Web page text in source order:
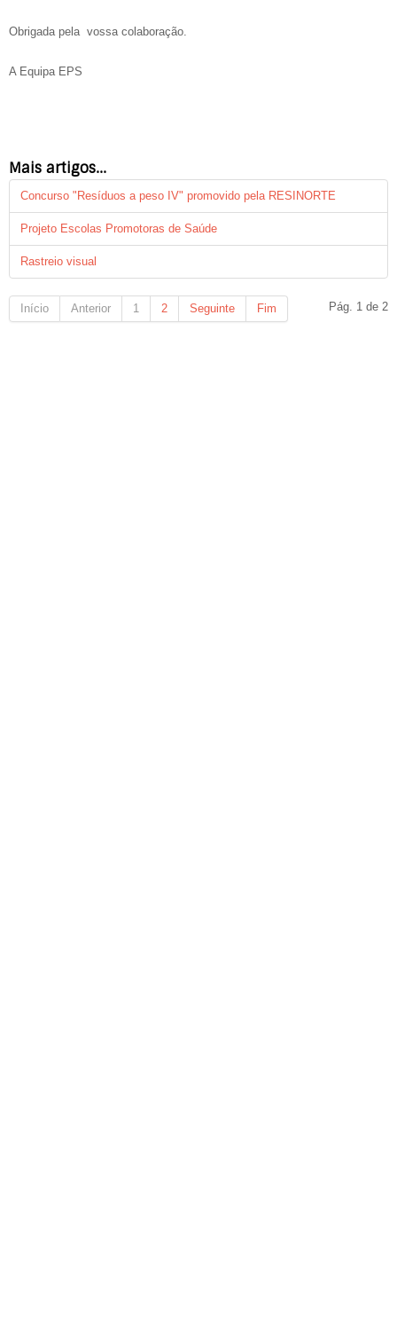
Obrigada pela vossa colaboração.
A Equipa EPS
Mais artigos...
Concurso "Resíduos a peso IV" promovido pela RESINORTE
Projeto Escolas Promotoras de Saúde
Rastreio visual
Pág. 1 de 2
Início Anterior 1 2 Seguinte Fim